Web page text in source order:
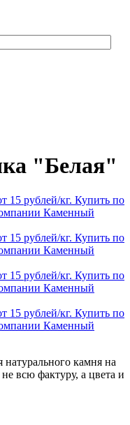
"Белая"
камня на
всю фактуру, а цвета и